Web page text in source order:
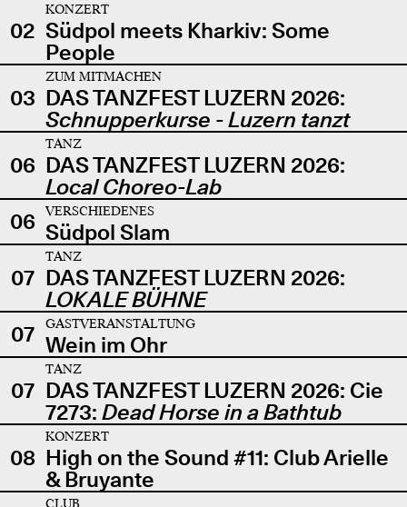
02
KONZERT
Südpol meets Kharkiv: Some
People
03
ZUM MITMACHEN
DAS TANZFEST LUZERN 2026:
Schnupperkurse - Luzern tanzt
06
TANZ
DAS TANZFEST LUZERN 2026:
Local Choreo-Lab
06
VERSCHIEDENES
Südpol Slam
07
TANZ
DAS TANZFEST LUZERN 2026:
LOKALE BÜHNE
07
GASTVERANSTALTUNG
Wein im Ohr
07
TANZ
DAS TANZFEST LUZERN 2026: Cie
7273: Dead Horse in a Bathtub
08
KONZERT
High on the Sound #11: Club Arielle
& Bruyante
CLUB